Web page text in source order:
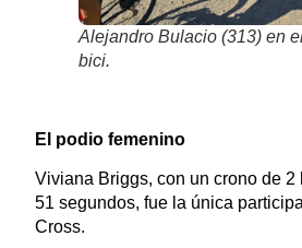
Alejandro Bulacio (313) en
bici.
El podio femenino
Viviana Briggs, con un crono de 2
51 segundos, fue la única
Cross.